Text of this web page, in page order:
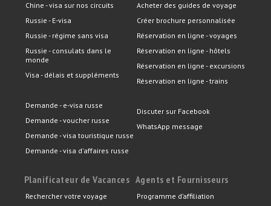
Chine - visa sur nos circuits
Russie - E-visa
Russie - régime sans visa
Russie - consulats dans le
monde
Visa - délais et suppléments
Demande - e-visa russe
Demande - voucher russe
Demande - visa touristique russe
Demande - visa d'affaires russe
Acheter des guides de voyage
Créer brochure personnalisée
Réservation en ligne - voyages
Réservation en ligne - hôtels
Réservation en ligne - excursions
Réservation en ligne - trains
Discuter sur Facebook
WhatsApp message
Planificateur de Vacances
Rechercher votre voyage
Agents et Fournisseurs
Programme d’affiliation